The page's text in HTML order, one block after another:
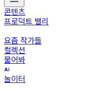
콘텐츠
프로덕트 밸리
요즘 작가들
컬렉션
물어봐
놀이터